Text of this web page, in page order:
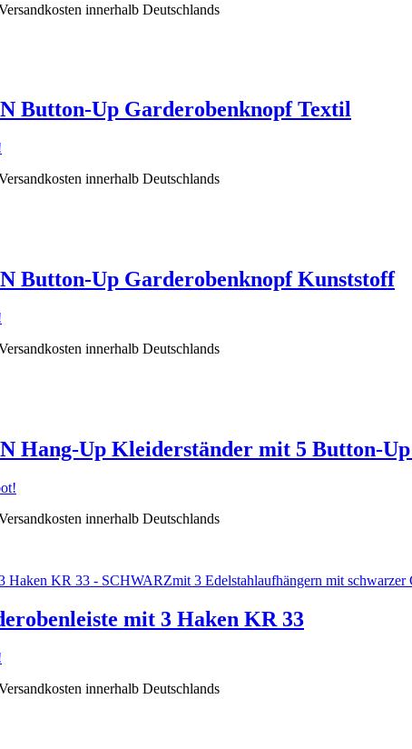
innerhalb Deutschlands
Button-Up Garderobenknopf Textil
innerhalb Deutschlands
Button-Up Garderobenknopf Kunststoff
innerhalb Deutschlands
Hang-Up Kleiderständer mit 5 Button-
innerhalb Deutschlands
mit 3 Haken KR 33
innerhalb Deutschlands